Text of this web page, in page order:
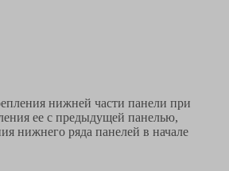
нижней части панели при
ее с предыдущей панелью,
нижнего ряда панелей в начале